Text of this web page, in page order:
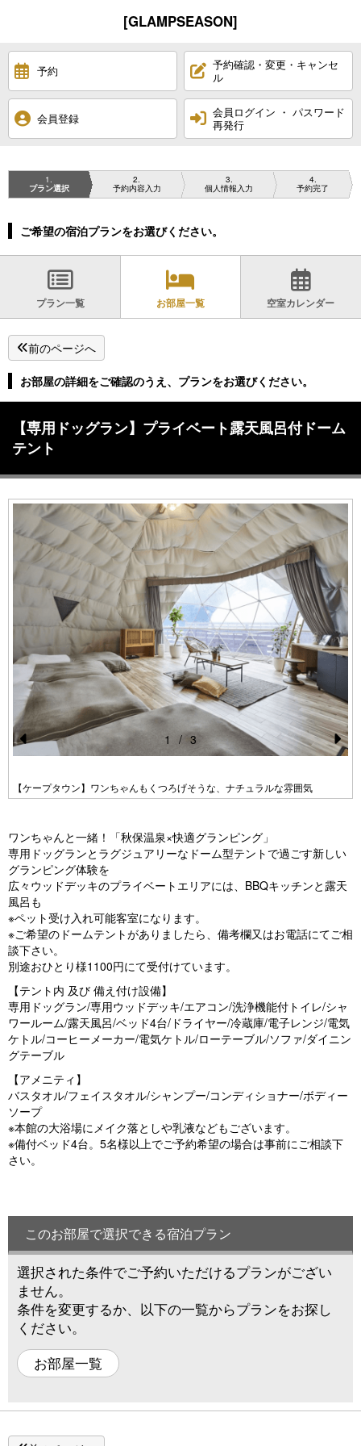
[GLAMPSEASON]
予約
予約確認・変更・キャンセ
ル
会員登録
会員ログイン ・ パスワード
再発行
1
プラン選択
2
予約内容入力
3
個人情報入力
4
予約完了
ご希望の宿泊プランをお選びください。
プラン一覧 お部屋一覧 空室カレンダー
前のページへ
お部屋の詳細をご確認のうえ、プランをお選びください。
【専用ドッグラン】プライベート露天風呂付ドーム
テント
Pr
e
o
u
s
【ケープタウン】ワンちゃんもくつろげそうな、ナチュラルな雰囲気
N
1 / 3
ワンちゃんと一緒！「秋保温泉×快適グランピング」
専用ドッグランとラグジュアリーなドーム型テントで過ごす新しい
グランピング体験を
広々ウッドデッキのプライベートエリアには、BBQキッチンと露天
風呂も
※ペット受け入れ可能客室になります。
※ご希望のドームテントがありましたら、備考欄又はお電話にてご相
談下さい。
別途おひとり様1100円にて受付けています。
【テント内 及び 備え付け設備】
専用ドッグラン/専用ウッドデッキ/エアコン/洗浄機能付トイレ/シャ
ワールーム/露天風呂/ベッド4台/ドライヤー/冷蔵庫/電子レンジ/電気
ケトル/コーヒーメーカー/電気ケトル/ローテーブル/ソファ/ダイニン
グテーブル
【アメニティ】
バスタオル/フェイスタオル/シャンプー/コンディショナー/ボディー
ソープ
※本館の大浴場にメイク落としや乳液などもございます。
※備付ベッド4台。5名様以上でご予約希望の場合は事前にご相談下
さい。
このお部屋で選択できる宿泊プラン
選択された条件でご予約いただけるプランがござい
ません。
条件を変更するか、以下の一覧からプランをお探し
ください。
お部屋一覧